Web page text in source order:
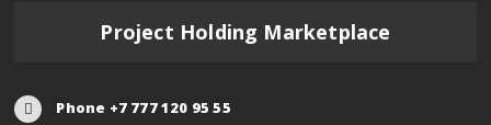
Project Holding Marketplace
Phone +7 777 120 95 55